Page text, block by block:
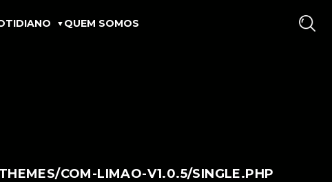
QUEM SOMOS
COM-LIMAO-V1.0.5/SINGLE.PHP